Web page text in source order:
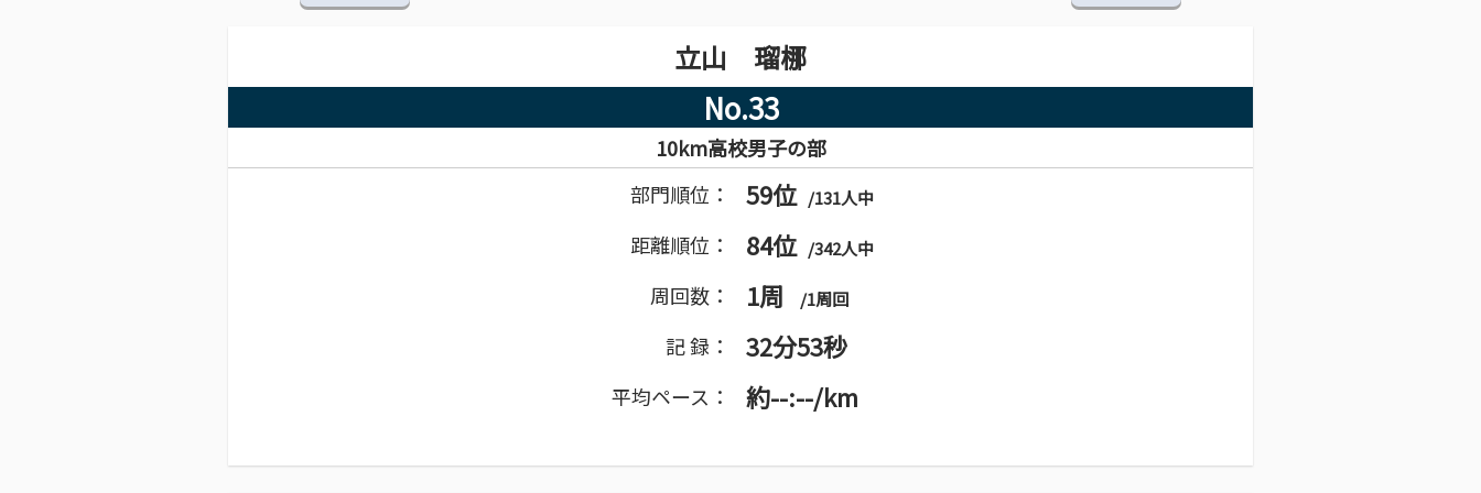
立山 瑠梛
No.33
10km高校男子の部
部門順位：
59位 /131人中
距離順位： 84位 /342人中
周回数： 1周 /1周回
記 録： 32分53秒
平均ペース： 約--:--/km